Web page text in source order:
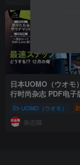
日本UOMO（ウオモ
行时尚杂志 PDF电子
UOMO（ウオモ）
杂志猫